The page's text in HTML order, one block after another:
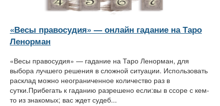
«Весы правосудия» — онлайн гадание на Таро
Ленорман
«Весы правосудия» — гадание на Таро Ленорман, для
выбора лучшего решения в сложной ситуации. Использовать
расклад можно неограниченное количество раз в
сутки.Прибегать к гаданию разрешено если:вы в ссоре с кем-
то из знакомых; вас ждет судеб...